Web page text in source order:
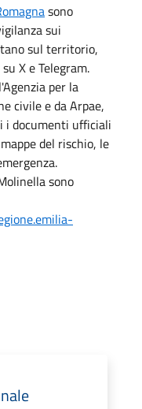
sono
sui
sul territorio,
X e Telegram.
per la
civile e da Arpae,
i documenti ufficiali
del rischio, le
sono